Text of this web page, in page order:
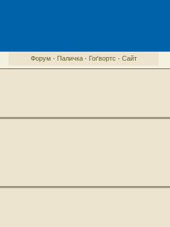
Форум · Паличка· Гоґвортс · Сайт